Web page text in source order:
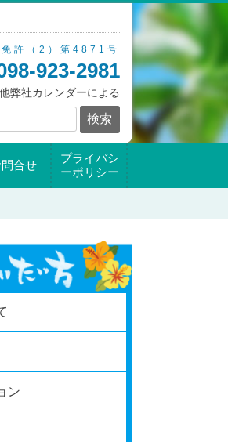
免許（2）第4871号
923-2981
弊社カレンダーによる
合せ
プライバシ
ーポリシー
ン